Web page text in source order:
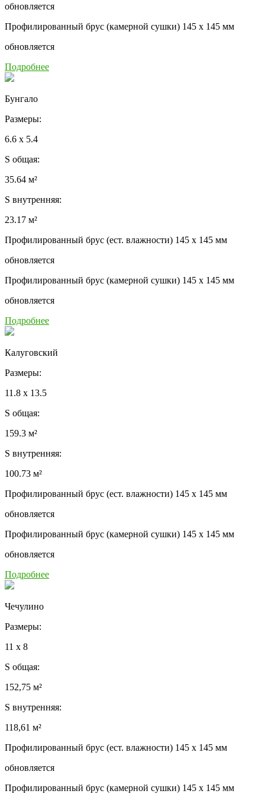
обновляется
Профилированный брус (камерной сушки) 145 x 145 мм
обновляется
Подробнее
Бунгало
Размеры:
6.6 x 5.4
S общая:
35.64 м²
S внутренняя:
23.17 м²
Профилированный брус (ест. влажности) 145 x 145 мм
обновляется
Профилированный брус (камерной сушки) 145 x 145 мм
обновляется
Подробнее
Калуговский
Размеры:
11.8 x 13.5
S общая:
159.3 м²
S внутренняя:
100.73 м²
Профилированный брус (ест. влажности) 145 x 145 мм
обновляется
Профилированный брус (камерной сушки) 145 x 145 мм
обновляется
Подробнее
Чечулино
Размеры:
11 x 8
S общая:
152,75 м²
S внутренняя:
118,61 м²
Профилированный брус (ест. влажности) 145 x 145 мм
обновляется
Профилированный брус (камерной сушки) 145 x 145 мм